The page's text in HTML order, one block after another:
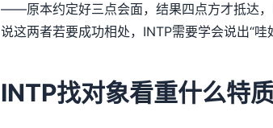
——原本约定好三点会面，结果四点方才抵达，
说这两者若要成功相处，INTP需要学会说出“哇
INTP找对象看重什么特